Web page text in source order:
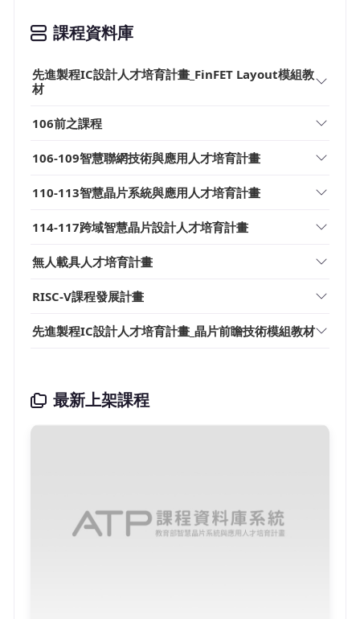
課程資料庫
先進製程IC設計人才培育計畫_FinFET Layout模組教
材
106前之課程
106-109智慧聯網技術與應用人才培育計畫
110-113智慧晶片系統與應用人才培育計畫
114-117跨域智慧晶片設計人才培育計畫
無人載具人才培育計畫
RISC-V課程發展計畫
先進製程IC設計人才培育計畫_晶片前瞻技術模組教材
最新上架課程